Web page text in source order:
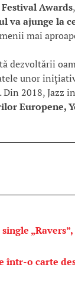
Awards
va ajunge la
mai
dezvoltării
unor
2018, Jazz
Europene,
într-o carte